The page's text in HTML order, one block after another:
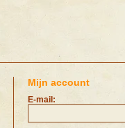
Mijn account
E-mail: